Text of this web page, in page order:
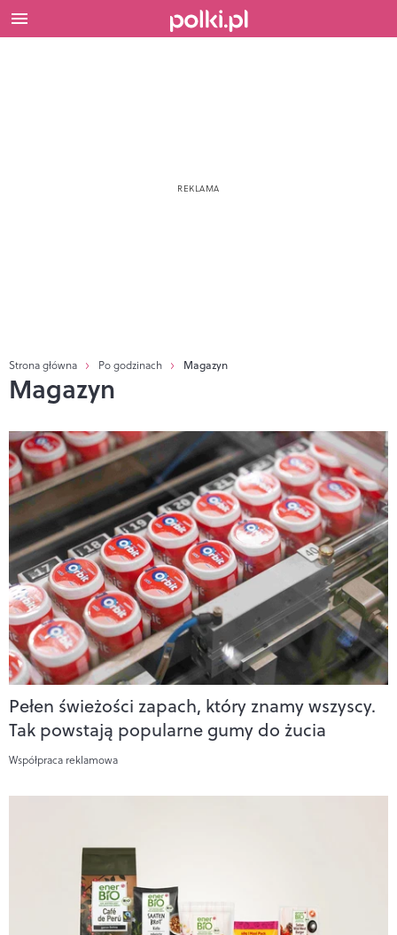
Strona główna Po godzinach Magazyn
Magazyn
Pełen świeżości zapach, który znamy wszyscy.
Tak powstają popularne gumy do żucia
Współpraca reklamowa